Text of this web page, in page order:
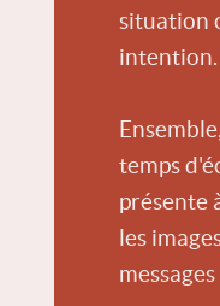
situation
intention.
temps
présente
les